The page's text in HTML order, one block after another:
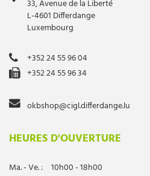
33, Avenue de la Liberté
L-4601 Differdange
Luxembourg
+352 24 55 96 04
+352 24 55 96 34
okbshop@cigl.differdange.lu
HEURES D'OUVERTURE
Ma. - Ve. :
10h00 - 18h00